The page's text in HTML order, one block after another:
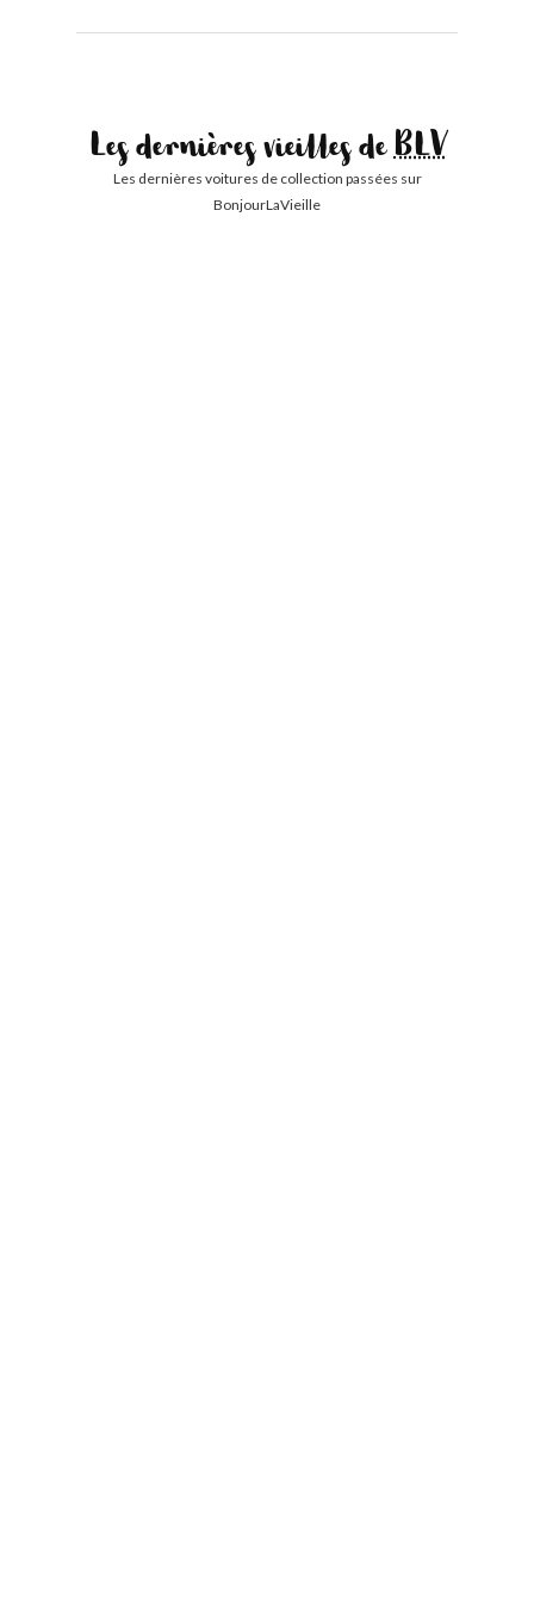
Les dernières vieilles deBLV
Les dernières voitures de collection passées sur
BonjourLaVieille